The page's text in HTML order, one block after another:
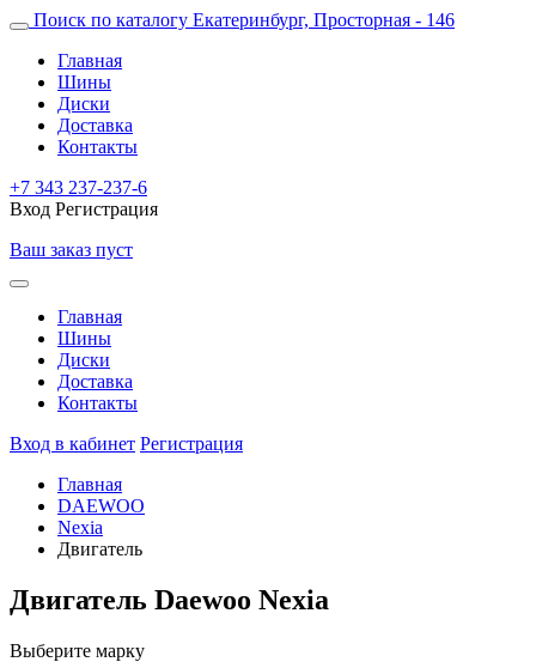
Поиск по каталогу Екатеринбург, Просторная - 146
Главная
Шины
Диски
Доставка
Контакты
+7 343 237-237-6
Вход Регистрация
Ваш заказ пуст
Главная
Шины
Диски
Доставка
Контакты
Вход в кабинет Регистрация
Главная
DAEWOO
Nexia
Двигатель
Двигатель Daewoo Nexia
Выберите марку